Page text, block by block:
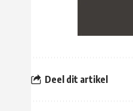
Deel dit artikel